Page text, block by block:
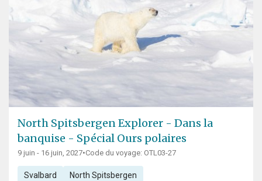
North Spitsbergen Explorer - Dans la
banquise - Spécial Ours polaires
9 juin - 16 juin, 2027•Code du voyage: OTL03-27
Svalbard North Spitsbergen